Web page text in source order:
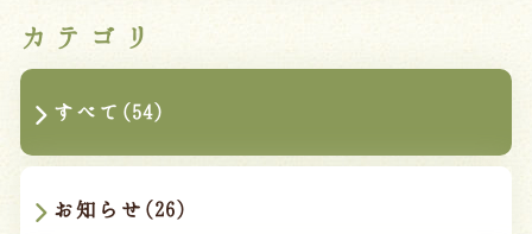
カテゴリ
すべて(54)
お知らせ(26)